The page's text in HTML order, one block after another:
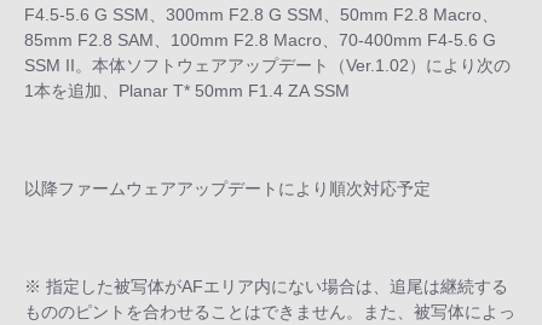
F4.5-5.6 G SSM、300mm F2.8 G SSM、50mm F2.8 Macro、
85mm F2.8 SAM、100mm F2.8 Macro、70-400mm F4-5.6 G
SSM II。本体ソフトウェアアップデート（Ver.1.02）により次の
1本を追加、Planar T* 50mm F1.4 ZA SSM
以降ファームウェアアップデートにより順次対応予定
※ 指定した被写体がAFエリア内にない場合は、追尾は継続する
もののピントを合わせることはできません。また、被写体によっ